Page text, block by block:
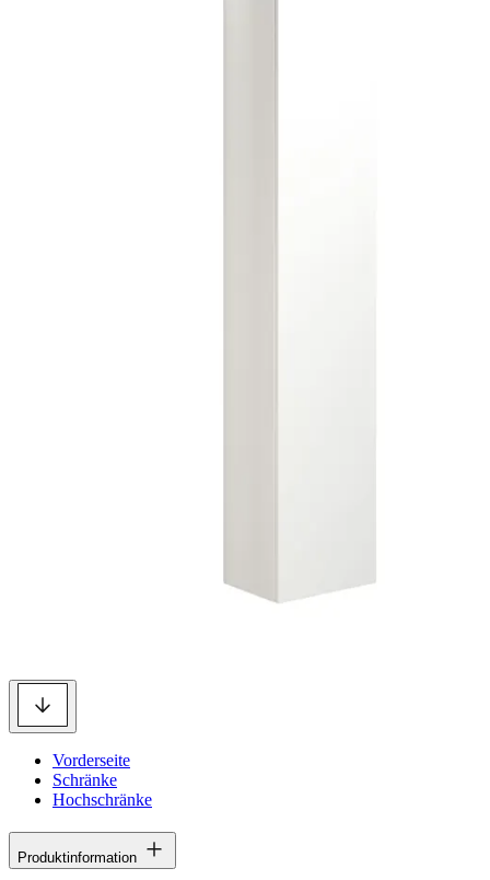
Vorderseite
Schränke
Hochschränke
Produktinformation